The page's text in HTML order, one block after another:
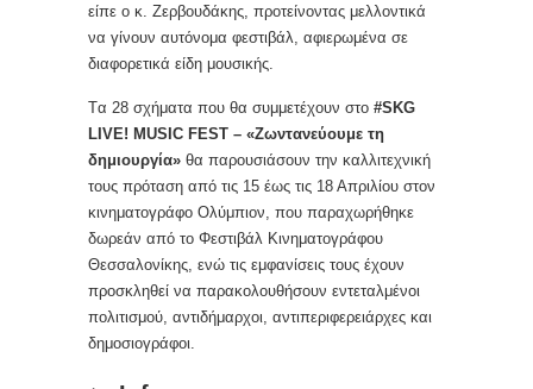
είπε ο κ. Ζερβουδάκης, προτείνοντας μελλοντικά
να γίνουν αυτόνομα φεστιβάλ, αφιερωμένα σε
διαφορετικά είδη μουσικής.
Tα 28 σχήματα που θα συμμετέχουν στo #SKG
LIVE! MUSIC FEST – «Ζωντανεύουμε τη
δημιουργία» θα παρουσιάσουν την καλλιτεχνική
τους πρόταση από τις 15 έως τις 18 Απριλίου στον
κινηματογράφο Ολύμπιον, που παραχωρήθηκε
δωρεάν από το Φεστιβάλ Κινηματογράφου
Θεσσαλονίκης, ενώ τις εμφανίσεις τους έχουν
προσκληθεί να παρακολουθήσουν εντεταλμένοι
πολιτισμού, αντιδήμαρχοι, αντιπεριφερειάρχες και
δημοσιογράφοι.